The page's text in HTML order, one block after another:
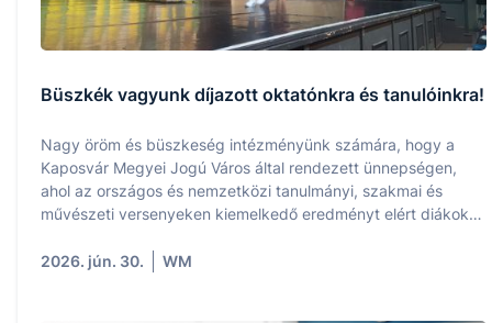
Büszkék vagyunk díjazott oktatónkra és tanulóinkra!
Nagy öröm és büszkeség intézményünk számára, hogy a
Kaposvár Megyei Jogú Város által rendezett ünnepségen,
ahol az országos és nemzetközi tanulmányi, szakmai és
művészeti versenyeken kiemelkedő eredményt elért diákokat
képviseltette magát a díjazottak között.
2026. jún. 30. WM